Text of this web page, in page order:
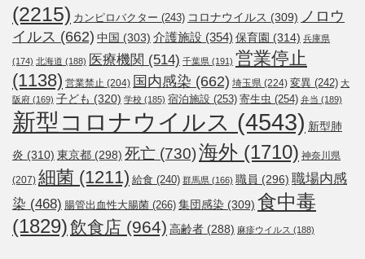
(2215) カンピロバクター (243) コロナウイルス (309) ノロウ
イルス (662) 中国 (303) 介護施設 (354) 保育園 (314) 兵庫県
(174) 北海道 (188) 医療機関 (514) 千葉県 (191) 営業停止
(1138) 営業禁止 (204) 国内感染 (662) 埼玉県 (224) 変異 (242) 大
阪府 (169) 子ども (320) 学校 (185) 宿泊施設 (253) 寄生虫 (254) 弁当 (189)
新型コロナウイルス (4543) 新型肺
炎 (310) 東京都 (298) 死亡 (730)海外 (1710) 神奈川県
(207) 細菌 (1211) 給食 (240) 群馬県 (166) 職員 (296) 職場内感
染 (468) 腸管出血性大腸菌 (266) 集団感染 (309) 食中毒
(1829)飲食店 (964) 高齢者 (288) 麻疹ウイルス (188)